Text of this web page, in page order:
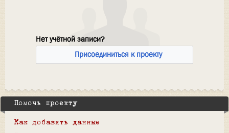
Нет учётной записи?
Присоединиться к проекту
Помочь проекту
Как добавить данные